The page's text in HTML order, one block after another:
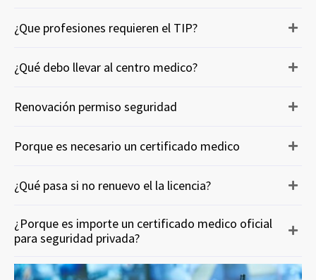
¿Que profesiones requieren el TIP?
¿Qué debo llevar al centro medico?
Renovación permiso seguridad
Porque es necesario un certificado medico
¿Qué pasa si no renuevo el la licencia?
¿Porque es importe un certificado medico oficial
para seguridad privada?